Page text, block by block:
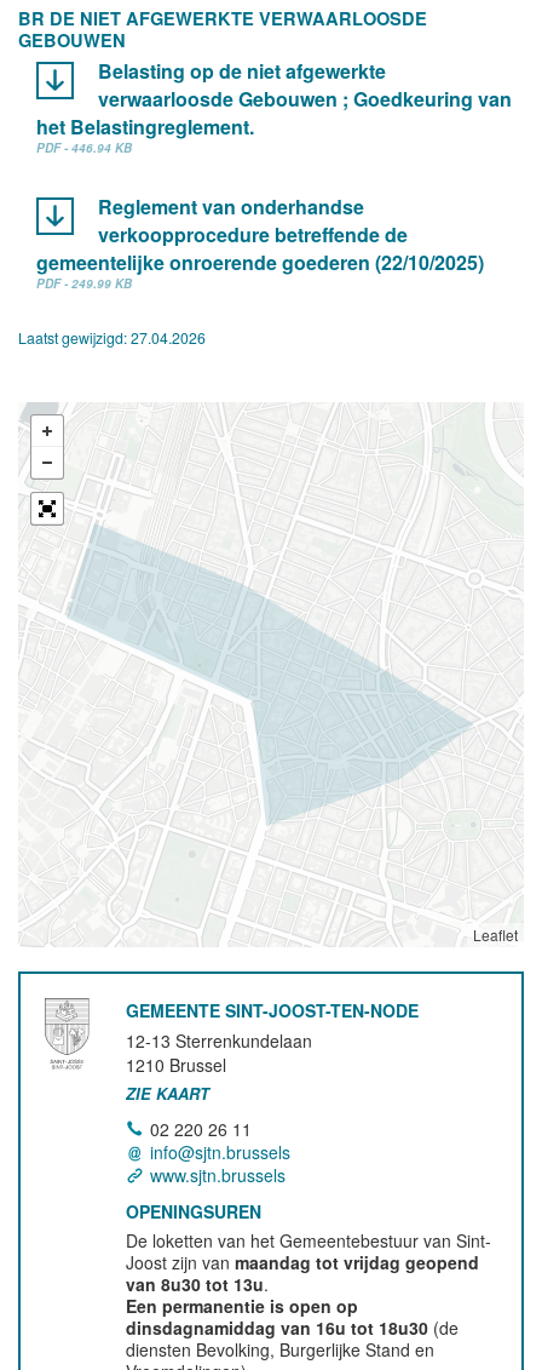
BR DE NIET AFGEWERKTE VERWAARLOOSDE
GEBOUWEN
Belasting op de niet afgewerkte
verwaarloosde Gebouwen ; Goedkeuring van
het Belastingreglement.
PDF - 446.94 KB
Reglement van onderhandse
verkoopprocedure betreffende de
gemeentelijke onroerende goederen (22/10/2025)
PDF - 249.99 KB
Laatst gewijzigd:27.04.2026
Leaflet
GEMEENTE SINT-JOOST-TEN-NODE
12-13 Sterrenkundelaan
1210 Brussel
ZIE KAART
02 220 26 11
info@sjtn.brussels
www.sjtn.brussels
OPENINGSUREN
De loketten van het Gemeentebestuur van Sint-
Joost zijn vanmaandag tot vrijdag geopend
van 8u30 tot 13u.
Een permanentie is open op
dinsdagnamiddag van 16u tot 18u30 (de
diensten Bevolking, Burgerlijke Stand en